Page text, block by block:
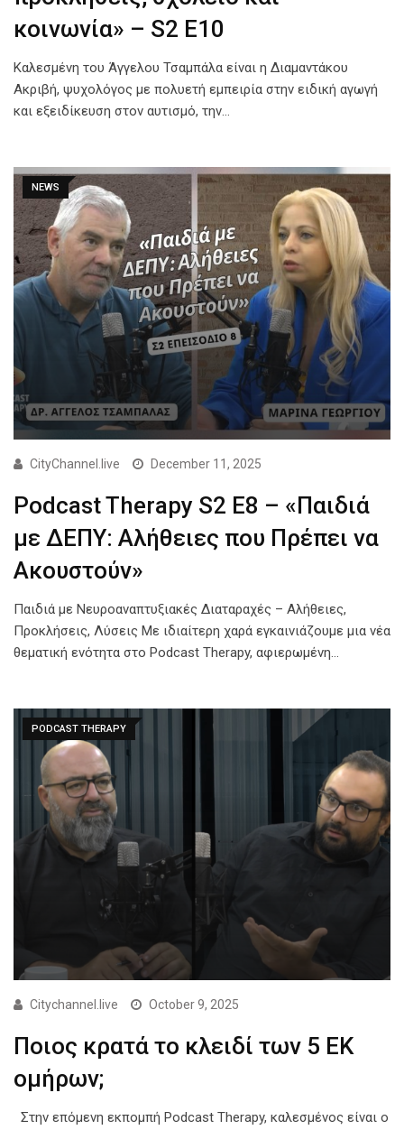
κοινωνία» – S2 E10
Καλεσμένη του Άγγελου Τσαμπάλα είναι η Διαμαντάκου
Ακριβή, ψυχολόγος με πολυετή εμπειρία στην ειδική αγωγή
και εξειδίκευση στον αυτισμό, την…
NEWS
CityChannel.live December 11, 2025
Podcast Therapy S2 Ε8 – «Παιδιά
με ΔΕΠΥ: Αλήθειες που Πρέπει να
Ακουστούν»
Παιδιά με Νευροαναπτυξιακές Διαταραχές – Αλήθειες,
Προκλήσεις, Λύσεις Με ιδιαίτερη χαρά εγκαινιάζουμε μια νέα
θεματική ενότητα στο Podcast Therapy, αφιερωμένη…
PODCAST THERAPY
Citychannel.live October 9, 2025
Ποιος κρατά το κλειδί των 5 ΕΚ
ομήρων;
Στην επόμενη εκπομπή Podcast Therapy, καλεσμένος είναι ο